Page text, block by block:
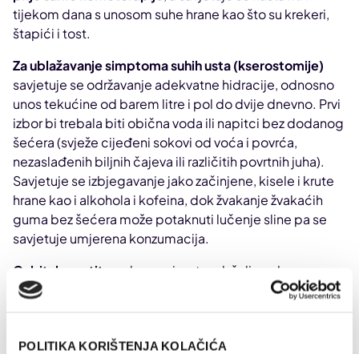
POLITIKA KORIŠTENJA KOLAČIĆA
tijekom dana s unosom suhe hrane kao što su krekeri,
štapići i tost.
Za ublažavanje simptoma suhih usta (kserostomije)
savjetuje se održavanje adekvatne hidracije, odnosno
unos tekućine od barem litre i pol do dvije dnevno. Prvi
izbor bi trebala biti obična voda ili napitci bez dodanog
šećera (svježe cijeđeni sokovi od voća i povrća,
nezaslađenih biljnih čajeva ili različitih povrtnih juha).
Savjetuje se izbjegavanje jako začinjene, kisele i krute
hrane kao i alkohola i kofeina, dok žvakanje žvakaćih
guma bez šećera može potaknuti lučenje sline pa se
savjetuje umjerena konzumacija.
Gubitak apetita
, odnosno izostanak želje za hranom
može dovesti do gubitka na tjelesnoj masi, osjećaju
Međuobroci bi trebali biti visokoproteinski i